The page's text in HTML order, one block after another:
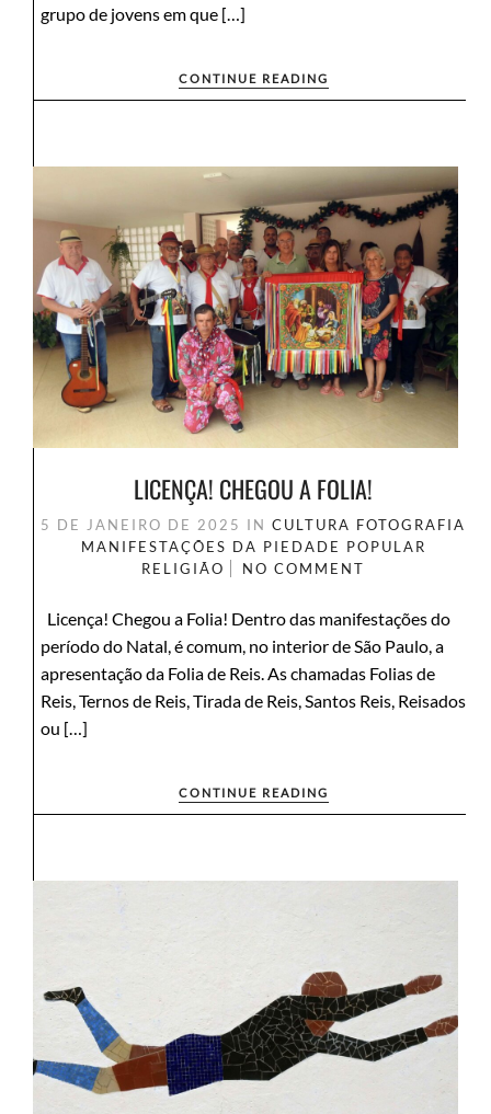
grupo de jovens em que […]
CONTINUE READING
LICENÇA! CHEGOU A FOLIA!
5 DE JANEIRO DE 2025 IN CULTURA FOTOGRAFIA
MANIFESTAÇÕES DA PIEDADE POPULAR
RELIGIÃO
NO COMMENT
Licença! Chegou a Folia! Dentro das manifestações do
período do Natal, é comum, no interior de São Paulo, a
apresentação da Folia de Reis. As chamadas Folias de
Reis, Ternos de Reis, Tirada de Reis, Santos Reis, Reisados
ou […]
CONTINUE READING